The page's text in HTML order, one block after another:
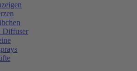
Diffuser